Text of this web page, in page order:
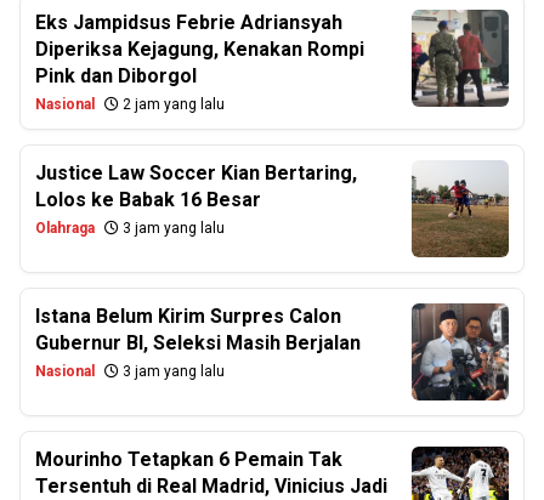
Eks Jampidsus Febrie Adriansyah
Diperiksa Kejagung, Kenakan Rompi
Pink dan Diborgol
Nasional 2 jam yang lalu
Justice Law Soccer Kian Bertaring,
Lolos ke Babak 16 Besar
Olahraga 3 jam yang lalu
Istana Belum Kirim Surpres Calon
Gubernur BI, Seleksi Masih Berjalan
Nasional 3 jam yang lalu
Mourinho Tetapkan 6 Pemain Tak
Tersentuh di Real Madrid, Vinicius Jadi